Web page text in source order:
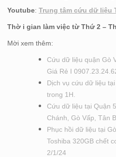
Youtube: Trung tâm cứu dữ liệu
Thờ i gian làm việc từ Thứ 2 –
Mời xem thêm:
Cứu dữ liệu quận Gò
Giá Rẻ I
Dịch vụ cứu dữ liệu
trong 1H.
Cứu dữ liệu tại Quận
Chánh, Gò Vấp, Tân
Phục hồi dữ liệu tại
Toshiba 320GB chết
2/1/24